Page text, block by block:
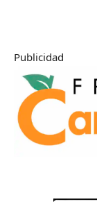
Publicidad